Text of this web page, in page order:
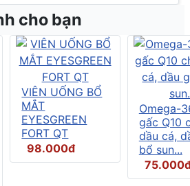
cho bạn
VIÊN UỐNG BỔ
MẮT
EYESGREEN
FORT QT
98.000đ
Omega-
gấc Q10
dầu cá,
bổ sun...